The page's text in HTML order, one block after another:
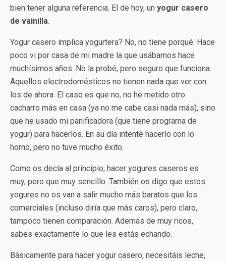
bien tener alguna referencia. El de hoy, un yogur casero
de vainilla.
Yogur casero implica yogurtera? No, no tiene porqué. Hace
poco vi por casa de mi madre la que usábamos hace
muchísimos años. No la probé, pero seguro que funciona.
Aquellos electrodomésticos no tienen nada que ver con
los de ahora. El caso es que no, no he metido otro
cacharro más en casa (ya no me cabe casi nada más), sino
que he usado mi panificadora (que tiene programa de
yogur) para hacerlos. En su día intenté hacerlo con lo
horno, pero no tuve mucho éxito.
Como os decía al principio, hacer yogures caseros es
muy, pero que muy sencillo. También os digo que estos
yogures no os van a salir mucho más baratos que los
comerciales (incluso diría que más caros), pero claro,
tampoco tienen comparación. Además de muy ricos,
sabes exactamente lo que les estás echando.
Básicamente para hacer yogur casero, necesitáis leche,